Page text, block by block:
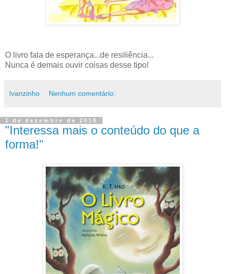
O livro fala de esperança...de resiliência...
Nunca é demais ouvir coisas desse tipo!
Ivanzinho Nenhum comentário:
1 de dezembro de 2010
"Interessa mais o conteúdo do que a
forma!"